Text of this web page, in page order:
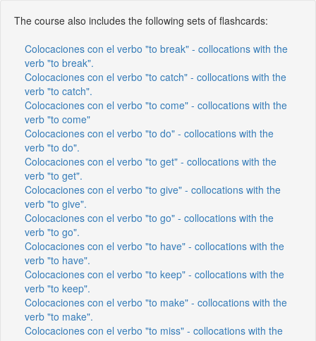
The course also includes the following sets of flashcards:
Colocaciones con el verbo "to break" - collocations with the
verb "to break".
Colocaciones con el verbo "to catch" - collocations with the
verb "to catch".
Colocaciones con el verbo "to come" - collocations with the
verb "to come"
Colocaciones con el verbo "to do" - collocations with the
verb "to do".
Colocaciones con el verbo "to get" - collocations with the
verb "to get".
Colocaciones con el verbo "to give" - collocations with the
verb "to give".
Colocaciones con el verbo "to go" - collocations with the
verb "to go".
Colocaciones con el verbo "to have" - collocations with the
verb "to have".
Colocaciones con el verbo "to keep" - collocations with the
verb "to keep".
Colocaciones con el verbo "to make" - collocations with the
verb "to make".
Colocaciones con el verbo "to miss" - collocations with the